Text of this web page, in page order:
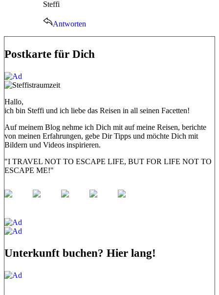
Steffi
Antworten
Postkarte für Dich
Hallo,
ich bin Steffi und ich liebe das Reisen in all seinen Facetten!
Auf meinem Blog nehme ich Dich mit auf meine Reisen, berichte
von meinen Erfahrungen, gebe Dir Tipps und möchte Dich mit
Bildern und Videos inspirieren.
"I TRAVEL NOT TO ESCAPE LIFE, BUT FOR LIFE NOT TO
ESCAPE ME!"
Unterkunft buchen? Hier lang!